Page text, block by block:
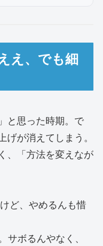
え、でも細
と思った時期。で
が消えてしまう。
、「方法を変えなが
ど、やめるんも惜
サボるんやなく、